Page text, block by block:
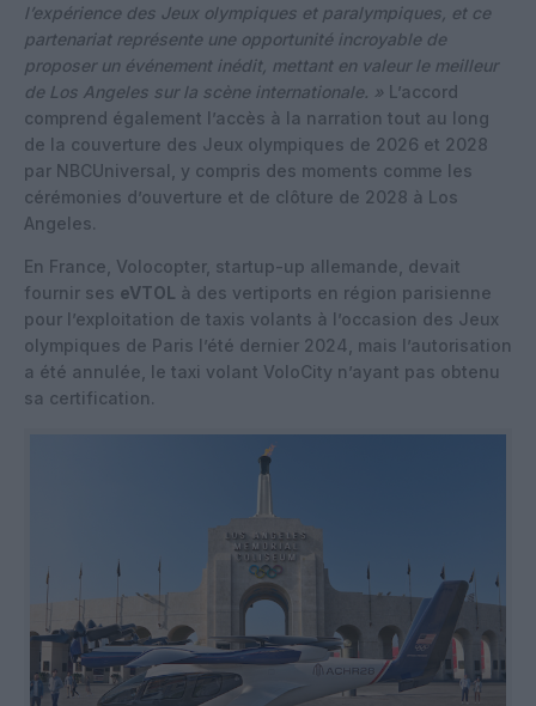
l’expérience des Jeux olympiques et paralympiques, et ce
partenariat représente une opportunité incroyable de
proposer un événement inédit, mettant en valeur le meilleur
de Los Angeles sur la scène internationale. » L’accord
comprend également l’accès à la narration tout au long
de la couverture des Jeux olympiques de 2026 et 2028
par NBCUniversal, y compris des moments comme les
cérémonies d’ouverture et de clôture de 2028 à Los
Angeles.
En France, Volocopter, startup-up allemande, devait
fournir ses eVTOL à des vertiports en région parisienne
pour l’exploitation de taxis volants à l’occasion des Jeux
olympiques de Paris l’été dernier 2024, mais l’autorisation
a été annulée, le taxi volant VoloCity n’ayant pas obtenu
sa certification.